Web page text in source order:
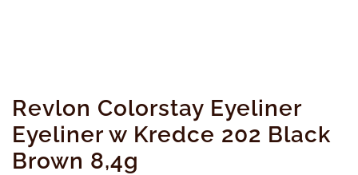
Revlon Colorstay Eyeliner
Eyeliner w Kredce 202 Black
Brown 8,4g